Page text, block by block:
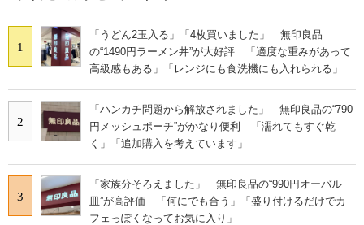
1
「うどん2玉入る」「4枚買いました」 無印良品
の“1490円ラーメン丼”が大好評 「適度な重みがあって
高級感もある」「レンジにも食洗機にも入れられる」
2
「ハンカチ問題から解放されました」 無印良品の“790
円メッシュポーチ”がかなり便利 「濡れてもすぐ乾
く」「追加購入を考えています」
3
「家族分そろえました」 無印良品の“990円オーバル
皿”が高評価 「何にでも合う」「盛り付けるだけでカ
フェっぽくなってお気に入り」